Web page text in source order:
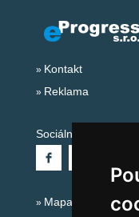
Kontakt
Reklama
Sociální sítě:
Mapa serveru Alpy